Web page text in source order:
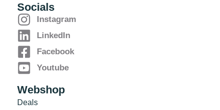
Socials
Instagram
LinkedIn
Facebook
Youtube
Webshop
Deals